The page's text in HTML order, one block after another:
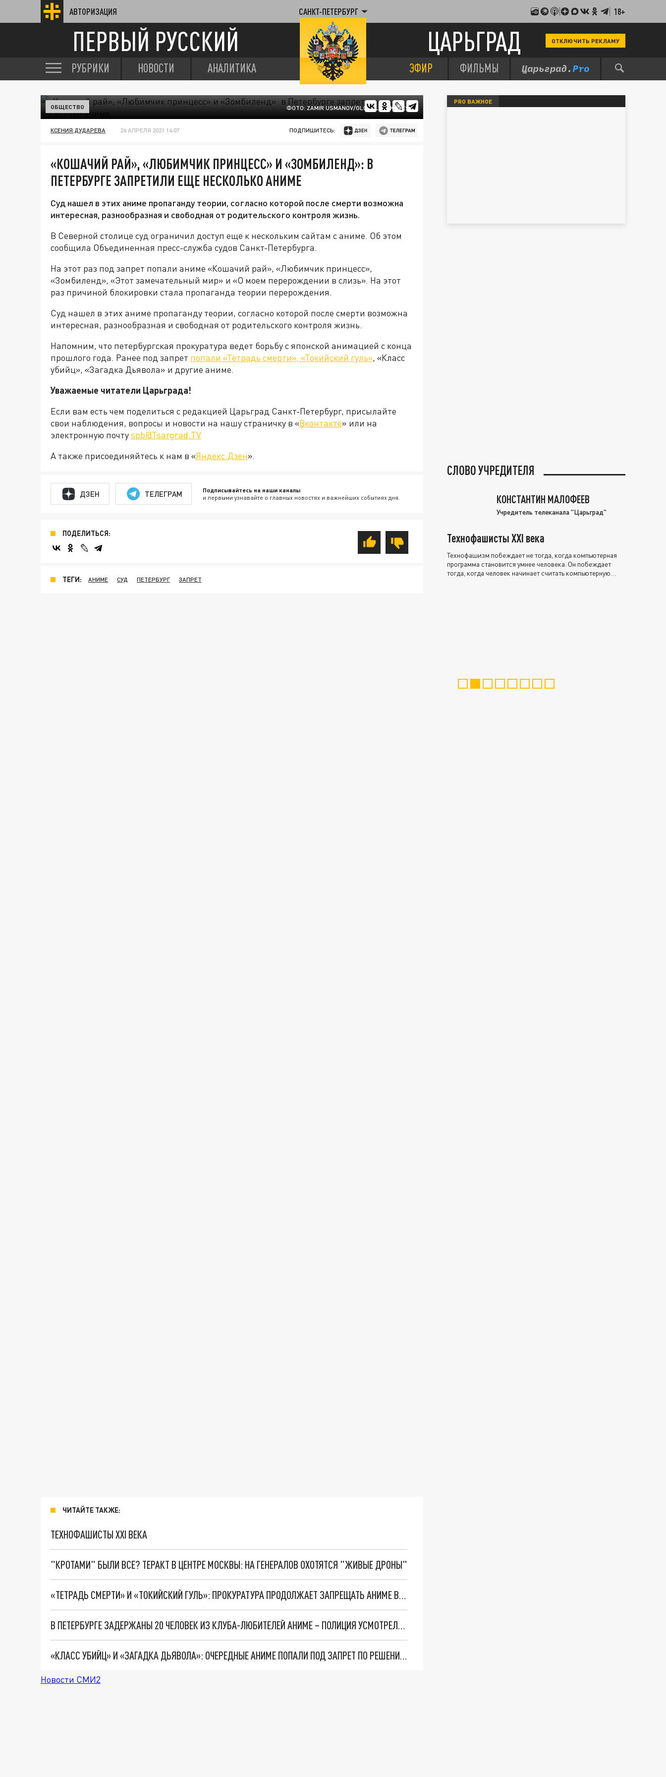
АВТОРИЗАЦИЯ САНКТ-ПЕТЕРБУРГ 18+
ПЕРВЫЙ РУССКИЙ ЦАРЬГРАД ОТКЛЮЧИТЬ РЕКЛАМУ
РУБРИКИ НОВОСТИ АНАЛИТИКА ЭФИР ФИЛЬМЫ
ФОТО: ZAMIR USMANOV/GLOBALLOOKPRESS
ОБЩЕСТВО
КСЕНИЯ ДУДАРЕВА 26 АПРЕЛЯ 2021 14:07 ПОДПИШИТЕСЬ:
«КОШАЧИЙ РАЙ», «ЛЮБИМЧИК ПРИНЦЕСС» И «ЗОМБИЛЕНД»: В
ПЕТЕРБУРГЕ ЗАПРЕТИЛИ ЕЩЕ НЕСКОЛЬКО АНИМЕ
Суд нашел в этих аниме пропаганду теории, согласно которой после смерти возможна
интересная, разнообразная и свободная от родительского контроля жизнь.
В Северной столице суд ограничил доступ еще к нескольким сайтам с аниме. Об этом
сообщила Объединенная пресс-служба судов Санкт-Петербурга.
На этот раз под запрет попали аниме «Кошачий рай», «Любимчик принцесс»,
«Зомбиленд», «Этот замечательный мир» и «О моем перерождении в слизь». На этот
раз причиной блокировки стала пропаганда теории перерождения.
Суд нашел в этих аниме пропаганду теории, согласно которой после смерти возможна
интересная, разнообразная и свободная от родительского контроля жизнь.
Напомним, что петербургская прокуратура ведет борьбу с японской анимацией с конца
прошлого года. Ранее под запрет попали «Тетрадь смерти», «Токийский гуль», «Класс
убийц», «Загадка Дьявола» и другие аниме.
Уважаемые читатели Царьграда!
Если вам есть чем поделиться с редакцией Царьград Санкт-Петербург, присылайте
свои наблюдения, вопросы и новости на нашу страничку в «Вконтакте» или на
электронную почтуspb@Tsargrad.TV
А также присоединяйтесь к нам в «Яндекс.Дзен».
ДЗЕН ТЕЛЕГРАМ Подписывайтесь на наши каналы
и первыми узнавайте о главных новостях и важнейших событиях дня.
ПОДЕЛИТЬСЯ:
ТЕГИ: АНИМЕ СУД ПЕТЕРБУРГ ЗАПРЕТ
ЧИТАЙТЕ ТАКЖЕ:
ТЕХНОФАШИСТЫ XXI ВЕКА
"КРОТАМИ" БЫЛИ ВСЕ? ТЕРАКТ В ЦЕНТРЕ МОСКВЫ: НА ГЕНЕРАЛОВ ОХОТЯТСЯ "ЖИВЫЕ ДРОНЫ"
«ТЕТРАДЬ СМЕРТИ» И «ТОКИЙСКИЙ ГУЛЬ»: ПРОКУРАТУРА ПРОДОЛЖАЕТ ЗАПРЕЩАТЬ АНИМЕ В ПЕТЕРБУРГЕ
В ПЕТЕРБУРГЕ ЗАДЕРЖАНЫ 20 ЧЕЛОВЕК ИЗ КЛУБА-ЛЮБИТЕЛЕЙ АНИМЕ – ПОЛИЦИЯ УСМОТРЕЛА ПРОПАГАНДУ СОДОМИИ
«КЛАСС УБИЙЦ» И «ЗАГАДКА ДЬЯВОЛА»: ОЧЕРЕДНЫЕ АНИМЕ ПОПАЛИ ПОД ЗАПРЕТ ПО РЕШЕНИЮ СУДА ПЕТЕРБУРГА
Новости СМИ2
PRO ВАЖНОЕ
СЛОВО УЧРЕДИТЕЛЯ
КОНСТАНТИН МАЛОФЕЕВ
Учредитель телеканала "Царьград"
Технофашисты XXI века
Технофашизм побеждает не тогда, когда компьютерная
программа становится умнее человека. Он побеждает
тогда, когда человек начинает считать компьютерную